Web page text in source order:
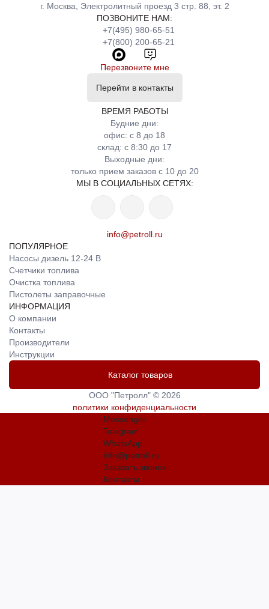
г. Москва, Электролитный проезд 3 стр. 88, эт. 2
ПОЗВОНИТЕ НАМ:
+7(495) 980-65-51
+7(800) 200-65-21
Перезвоните мне
Перейти в контакты
ВРЕМЯ РАБОТЫ
Будние дни:
офис: с 8 до 18
склад: с 8:30 до 17
Выходные дни:
только прием заказов с 10 до 20
МЫ В СОЦИАЛЬНЫХ СЕТЯХ:
info@petroll.ru
ПОПУЛЯРНОЕ
Насосы дизель 12-24 В
Счетчики топлива
Очистка топлива
Пистолеты заправочные
ИНФОРМАЦИЯ
О компании
Контакты
Производители
Инструкции
Каталог товаров
ООО "Петролл" © 2026
политики конфиденциальности
Messenger
Telegram
WhatsApp
info@petroll.ru
Заказать звонок
Контакты